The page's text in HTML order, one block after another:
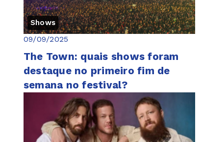
Shows
09/09/2025
The Town: quais shows foram
destaque no primeiro fim de
semana no festival?